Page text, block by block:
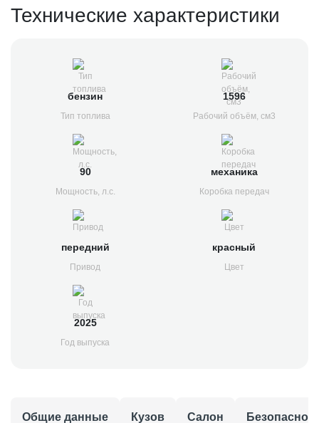
Технические характеристики
бензин
Тип топлива
1596
Рабочий объём, см3
90
Мощность, л.с.
механика
Коробка передач
передний
Привод
красный
Цвет
2025
Год выпуска
Общие данные Кузов Салон